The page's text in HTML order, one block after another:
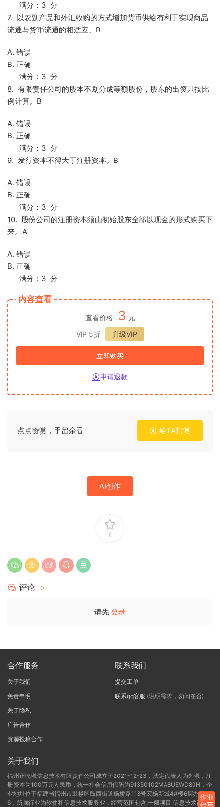
满分：3 分
7. 以农副产品和外汇收购的方式增加货币供给有利于实现商品
流通与货币流通的相适应。B
A. 错误
B. 正确
满分：3 分
8. 有限责任公司的股本不划分成等额股份，股东的出资只按比
例计算。B
A. 错误
B. 正确
满分：3 分
9. 发行资本不得大于注册资本。B
A. 错误
B. 正确
满分：3 分
10. 股份公司的注册资本须由初始股东全部以现金的形式购买下
来。A
A. 错误
B. 正确
满分：3 分
内容查看
查看价格 3 元
VIP 5折
升级VIP
立即购买
申请退款
点点赞赏，手留余香 给TA打赏
AI创作
0
评论 0
请先 登录
合作服务
关于我们
免责申明
关于隐私
广告合作
资源投稿合作
联系我们
提交工单
联系qq客服 (说明需求，勿问在否)
关于我们
福州正晓曦信息技术有限责任公司成立于2021-12-23，法定代表人为郑曦，注
册资本为100万元人民币，统一社会信用代码为91350102MA8UEWD80H，企
业地址位于福建省福州市鼓楼区鼓西街道杨桥路118号宏杨新城4#楼6层办公C-
6，所属行业为软件和信息技术服务业，经营范围包含:一般项目:信息技术咨询
作业
代写